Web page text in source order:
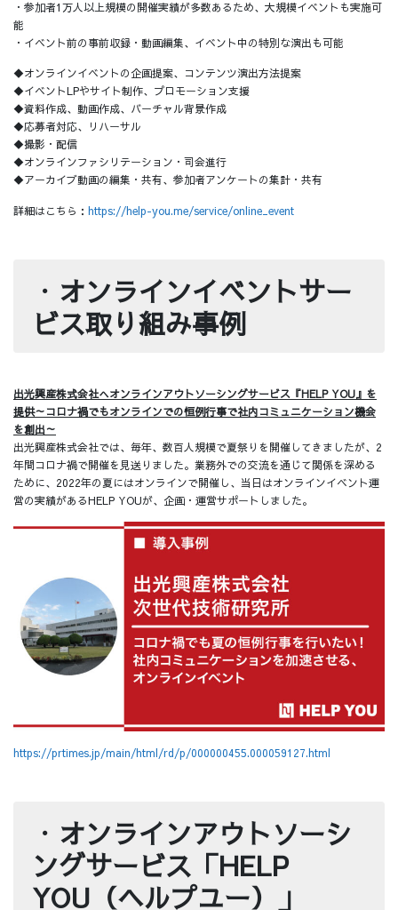
・参加者1万人以上規模の開催実績が多数あるため、大規模イベントも実施可
能
・イベント前の事前収録・動画編集、イベント中の特別な演出も可能
◆オンラインイベントの企画提案、コンテンツ演出方法提案
◆イベントLPやサイト制作、プロモーション支援
◆資料作成、動画作成、バーチャル背景作成
◆応募者対応、リハーサル
◆撮影・配信
◆オンラインファシリテーション・司会進行
◆アーカイブ動画の編集・共有、参加者アンケートの集計・共有
詳細はこちら： https://help-you.me/service/online_event
・ オンラインイベントサー
ビス取り組み事例
出光興産株式会社へオンラインアウトソーシングサービス『HELP YOU』を
提供～コロナ禍でもオンラインでの恒例行事で社内コミュニケーション機会
を創出～
出光興産株式会社では、毎年、数百人規模で夏祭りを開催してきましたが、2
年間コロナ禍で開催を見送りました。業務外での交流を通じて関係を深める
ために、2022年の夏にはオンラインで開催し、当日はオンラインイベント運
営の実績があるHELP YOUが、企画・運営サポートしました。
https://prtimes.jp/main/html/rd/p/000000455.000059127.html
・ オンラインアウトソーシ
ングサービス「HELP
YOU（ヘルプユー）」